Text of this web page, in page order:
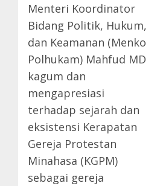
Menteri Koordinator
Bidang Politik, Hukum,
dan Keamanan (Menko
Polhukam) Mahfud MD
kagum dan
mengapresiasi
terhadap sejarah dan
eksistensi Kerapatan
Gereja Protestan
Minahasa (KGPM)
sebagai gereja